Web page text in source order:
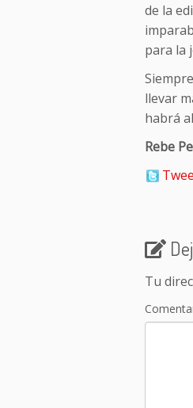
de la
para la
llevar
habrá
Rebe
Tu